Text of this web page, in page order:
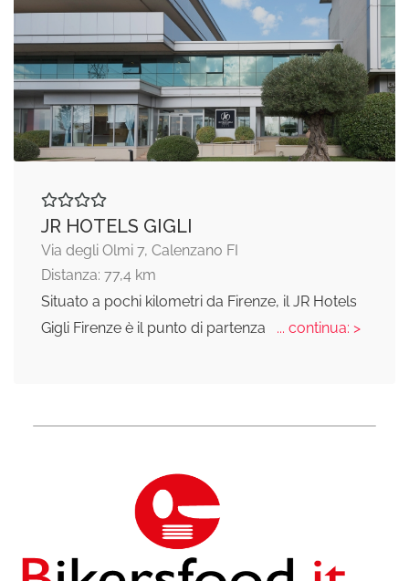
JR HOTELS GIGLI
Via degli Olmi 7, Calenzano FI
Distanza: 77,4 km
Situato a pochi kilometri da Firenze, il JR Hotels
Gigli Firenze è il punto di partenza
... continua: >